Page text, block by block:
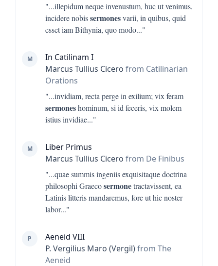
"...illepidum neque invenustum, huc ut venimus,
incidere nobissermonesvarii, in quibus, quid
esset iam Bithynia, quo modo..."
M
In Catilinam I
Marcus Tullius Cicero from Catilinarian
Orations
"...invidiam, recta perge in exilium; vix feram
sermoneshominum, si id feceris, vix molem
istius invidiae..."
M
Liber Primus
Marcus Tullius Cicero from De Finibus
"...quae summis ingeniis exquisitaque doctrina
philosophi Graecosermonetractavissent, ea
Latinis litteris mandaremus, fore ut hic noster
labor..."
P
Aeneid VIII
P. Vergilius Maro (Vergil)from The
Aeneid